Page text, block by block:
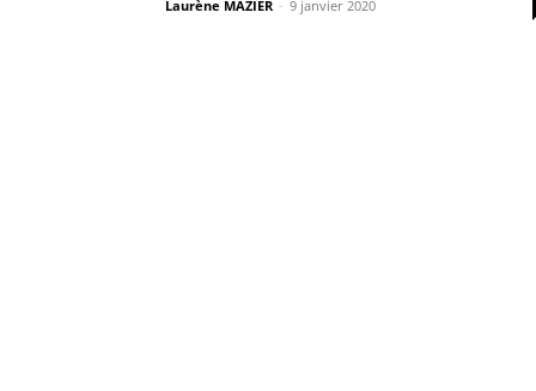
Laurène MAZIER - 9 janvier 2020